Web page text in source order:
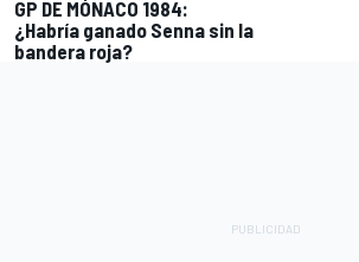
GP DE MÓNACO 1984:
¿Habría ganado Senna sin la
bandera roja?